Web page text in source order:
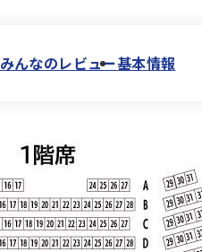
みんなのレビュー基本情報